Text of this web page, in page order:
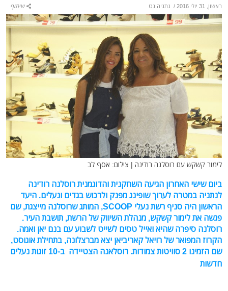
ראשון, 31 יולי 2016 / נתניה נט שיתוף
לימור קשקש עם רוסלנה רודינה | צילום: אסף לב
ביום שישי האחרון הגיעה השחקנית והדוגמנית רוסלנה רודינה
לנתניה במטרה לערוך שופינג מפנק ולרכוש בגדים ונעלים. היעד
הראשון היה סניף רשת נעלי SCOOP, המותג שרוסלנה מייצגת, שם
פגשה את לימור קשקש, מנהלת השיווק של הרשת, תושבת העיר.
רוסלנה סיפרה שהיא ואייל טסים לשייט לשבוע עם בנם יאן ואמה.
הקרוז המפואר של רויאל קאריביאן יצא מברצלונה, בתחילת אוגוסט,
שם הזמינו 2 סוויטות צמודות. רוסלאנה הצטיידה ב-10 זוגות נעלים
חדשות